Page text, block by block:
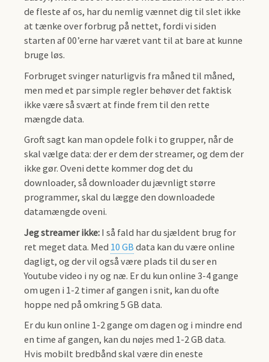
de fleste af os, har du nemlig vænnet dig til slet ikke
at tænke over forbrug på nettet, fordi vi siden
starten af 00’erne har været vant til at bare at kunne
bruge løs.
Forbruget svinger naturligvis fra måned til måned,
men med et par simple regler behøver det faktisk
ikke være så svært at finde frem til den rette
mængde data.
Groft sagt kan man opdele folk i to grupper, når de
skal vælge data: der er dem der streamer, og dem der
ikke gør. Oveni dette kommer dog det du
downloader, så downloader du jævnligt større
programmer, skal du lægge den downloadede
datamængde oveni.
Jeg streamer ikke: I så fald har du sjældent brug for
ret meget data. Med 10 GB data kan du være online
dagligt, og der vil også være plads til du ser en
Youtube video i ny og næ. Er du kun online 3-4 gange
om ugen i 1-2 timer af gangen i snit, kan du ofte
hoppe ned på omkring 5 GB data.
Er du kun online 1-2 gange om dagen og i mindre end
en time af gangen, kan du nøjes med 1-2 GB data.
Hvis mobilt bredbånd skal være din eneste